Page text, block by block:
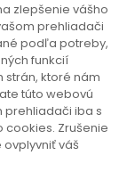
zlepšenie vášho
prehliadači
podľa potreby,
funkcií
strán, ktoré nám
túto webovú
prehliadači iba s
cookies. Zrušenie
váš